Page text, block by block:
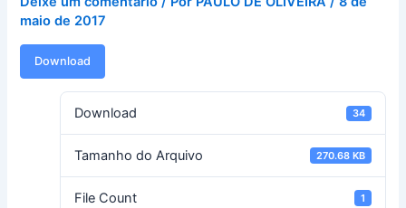
maio de 2017
Download
Download 34
Tamanho do Arquivo 270.68 KB
File Count 1